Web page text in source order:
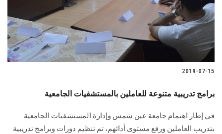
2019-07-15
برامج تدريبية متنوعة للعاملين بالمستشفيات الجامعية
في إطار اهتمام جامعة عين شمس وإدارة المستشفيات الجامعية
بتدريب العاملين ورفع مستوى أدائهم، تم تنظيم دورات وبرامج تدريبية